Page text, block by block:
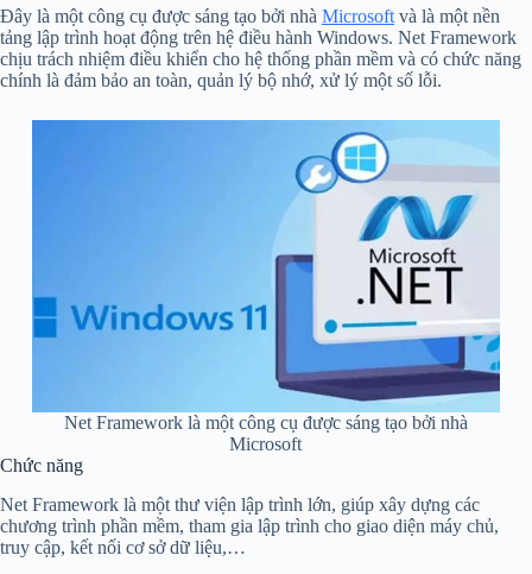
Đây là một công cụ được sáng tạo bởi nhà Microsoft và là một nền
tảng lập trình hoạt động trên hệ điều hành Windows. Net Framework
chịu trách nhiệm điều khiển cho hệ thống phần mềm và có chức năng
chính là đảm bảo an toàn, quản lý bộ nhớ, xử lý một số lỗi.
Net Framework là một công cụ được sáng tạo bởi nhà
Microsoft
Chức năng
Net Framework là một thư viện lập trình lớn, giúp xây dựng các
chương trình phần mềm, tham gia lập trình cho giao diện máy chủ,
truy cập, kết nối cơ sở dữ liệu,…